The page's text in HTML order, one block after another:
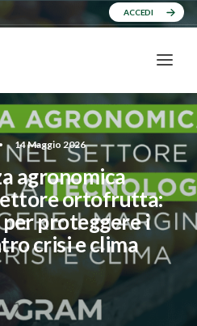
ACCEDI
• 14 Maggio 2026
agronomica
ortofrutta:
proteggere i
crisi e clima